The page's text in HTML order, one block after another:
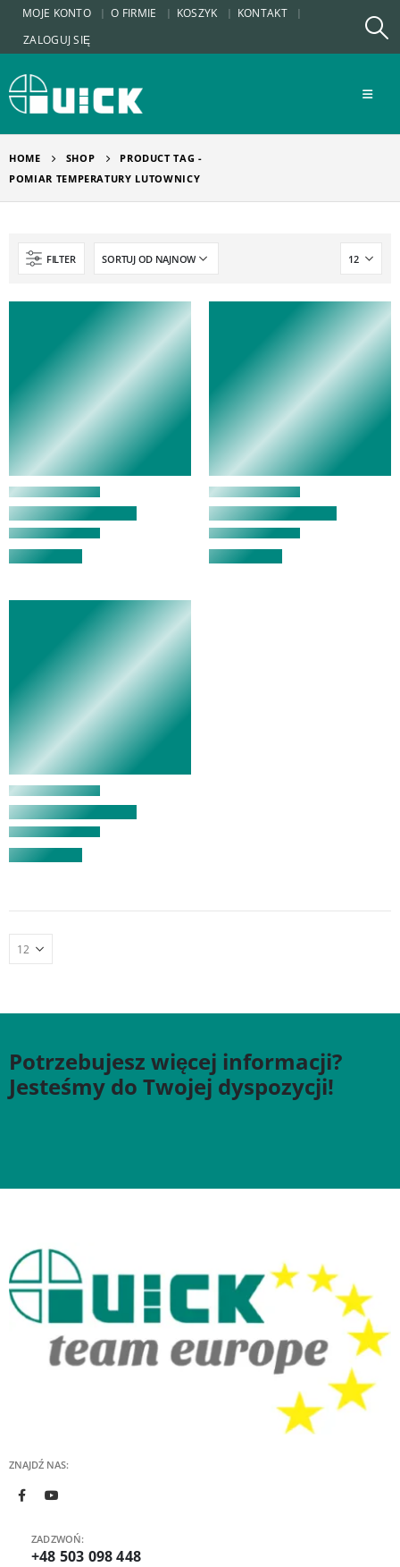
MOJE KONTO O FIRMIE KOSZYK
KONTAKT
ZALOGUJ SIĘ
HOME SHOP
PRODUCT TAG -
POMIAR TEMPERATURY LUTOWNICY
FILTER
Potrzebujesz więcej informacji?
Jesteśmy do Twojej dyspozycji!
ZNAJDŹ NAS:
ZADZWOŃ:
+48 503 098 448